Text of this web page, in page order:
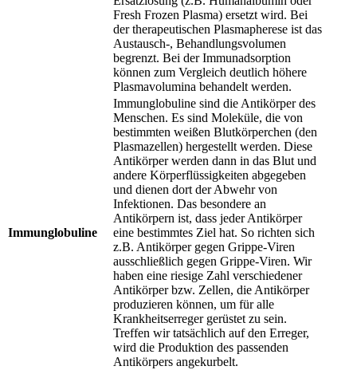
Fresh Frozen Plasma) ersetzt wird. Bei
der therapeutischen Plasmapherese ist das
Austausch-, Behandlungsvolumen
begrenzt. Bei der Immunadsorption
können zum Vergleich deutlich höhere
Plasmavolumina behandelt werden.
Immunglobuline
Immunglobuline sind die Antikörper des
Menschen. Es sind Moleküle, die von
bestimmten weißen Blutkörperchen (den
Plasmazellen) hergestellt werden. Diese
Antikörper werden dann in das Blut und
andere Körperflüssigkeiten abgegeben
und dienen dort der Abwehr von
Infektionen. Das besondere an
Antikörpern ist, dass jeder Antikörper
eine bestimmtes Ziel hat. So richten sich
z.B. Antikörper gegen Grippe-Viren
ausschließlich gegen Grippe-Viren. Wir
haben eine riesige Zahl verschiedener
Antikörper bzw. Zellen, die Antikörper
produzieren können, um für alle
Krankheitserreger gerüstet zu sein.
Treffen wir tatsächlich auf den Erreger,
wird die Produktion des passenden
Antikörpers angekurbelt.